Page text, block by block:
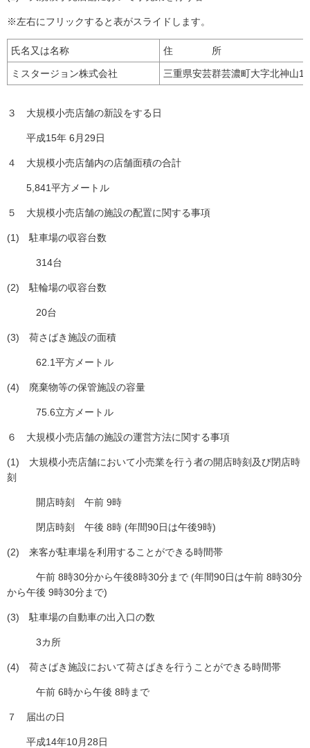
※左右にフリックすると表がスライドします。
氏名又は名称 住 所
ミスタージョン株式会社 三重県安芸群芸濃町大字北神山
３ 大規模小売店舗の新設をする日
平成15年 6月29日
４ 大規模小売店舗内の店舗面積の合計
5,841平方メートル
５ 大規模小売店舗の施設の配置に関する事項
(1) 駐車場の収容台数
314台
(2) 駐輪場の収容台数
20台
(3) 荷さばき施設の面積
62.1平方メートル
(4) 廃棄物等の保管施設の容量
75.6立方メートル
６ 大規模小売店舗の施設の運営方法に関する事項
(1) 大規模小売店舗において小売業を行う者の開店時刻及び閉店時
刻
開店時刻 午前 9時
閉店時刻 午後 8時 (年間90日は午後9時)
(2) 来客が駐車場を利用することができる時間帯
午前 8時30分から午後8時30分まで (年間90日は午前 8時30分
から午後 9時30分まで)
(3) 駐車場の自動車の出入口の数
3カ所
(4) 荷さばき施設において荷さばきを行うことができる時間帯
午前 6時から午後 8時まで
７ 届出の日
平成14年10月28日